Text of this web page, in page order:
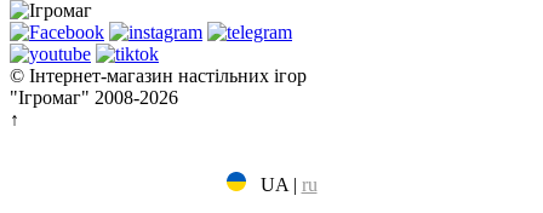
© Інтернет-магазин настільних ігор
"Ігромаг" 2008-2026
↑
UA | ru